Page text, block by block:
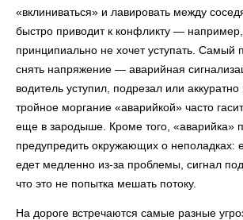
«вклиниваться» и лавировать между
быстро приводит к конфликту — например,
принципиально не хочет уступать. Самый
снять напряжение — аварийная
водитель уступил, подрезал или аккуратно
тройное моргание «аварийкой» часто
еще в зародыше. Кроме того, «аварийка»
предупредить окружающих о неполадках:
едет медленно из‑за проблемы, сигнал
что это не попытка мешать потоку.
На дороге встречаются самые разные